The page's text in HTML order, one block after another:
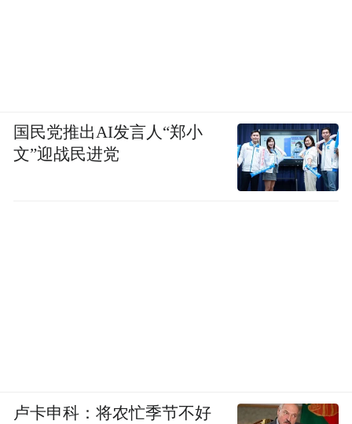
国民党推出AI发言人“郑小
文”迎战民进党
卢卡申科：将农忙季节不好